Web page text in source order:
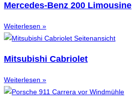
Mercedes-Benz 200 Limousine
Weiterlesen »
Mitsubishi Cabriolet
Weiterlesen »